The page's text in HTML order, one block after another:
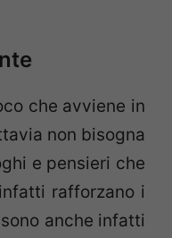
che avviene in
non bisogna
e pensieri che
rafforzano i
anche infatti